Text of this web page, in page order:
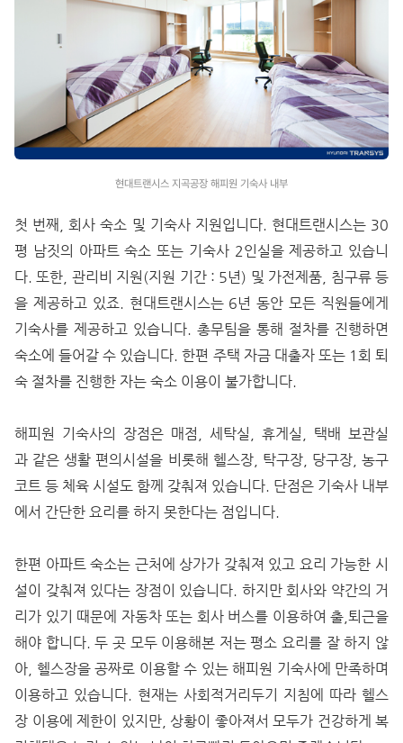
현대트랜시스 지곡공장 해피원 기숙사 내부
첫 번째, 회사 숙소 및 기숙사 지원입니다. 현대트랜시스는 30
평 남짓의 아파트 숙소 또는 기숙사 2인실을 제공하고 있습니
다. 또한, 관리비 지원(지원 기간 : 5년) 및 가전제품, 침구류 등
을 제공하고 있죠. 현대트랜시스는 6년 동안 모든 직원들에게
기숙사를 제공하고 있습니다. 총무팀을 통해 절차를 진행하면
숙소에 들어갈 수 있습니다. 한편 주택 자금 대출자 또는 1회 퇴
숙 절차를 진행한 자는 숙소 이용이 불가합니다.
해피원 기숙사의 장점은 매점, 세탁실, 휴게실, 택배 보관실
과 같은 생활 편의시설을 비롯해 헬스장, 탁구장, 당구장, 농구
코트 등 체육 시설도 함께 갖춰져 있습니다. 단점은 기숙사 내부
에서 간단한 요리를 하지 못한다는 점입니다.
한편 아파트 숙소는 근처에 상가가 갖춰져 있고 요리 가능한 시
설이 갖춰져 있다는 장점이 있습니다. 하지만 회사와 약간의 거
리가 있기 때문에 자동차 또는 회사 버스를 이용하여 출,퇴근을
해야 합니다. 두 곳 모두 이용해본 저는 평소 요리를 잘 하지 않
아, 헬스장을 공짜로 이용할 수 있는 해피원 기숙사에 만족하며
이용하고 있습니다. 현재는 사회적거리두기 지침에 따라 헬스
장 이용에 제한이 있지만, 상황이 좋아져서 모두가 건강하게 복